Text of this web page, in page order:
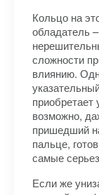
Кольцо на
обладатель
сложности
влиянию.
приобретает
возможно,
пришедший
пальце,
самые
Если же